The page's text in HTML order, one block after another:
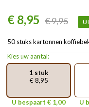
€ 8,95 € 9,95 U
50 stuks kartonnen
Kies uw aantal:
1 stuk
€ 8,95
U bespaart € 1,00
U